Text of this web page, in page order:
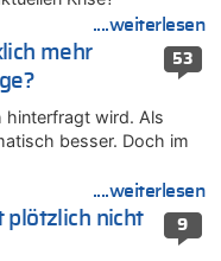
von Sinnen zu
das
von Vias
ermordet haben
....weiterlesen
53
mehr
hinterfragt wird. Als
besser. Doch im
....weiterlesen
9
plötzlich nicht